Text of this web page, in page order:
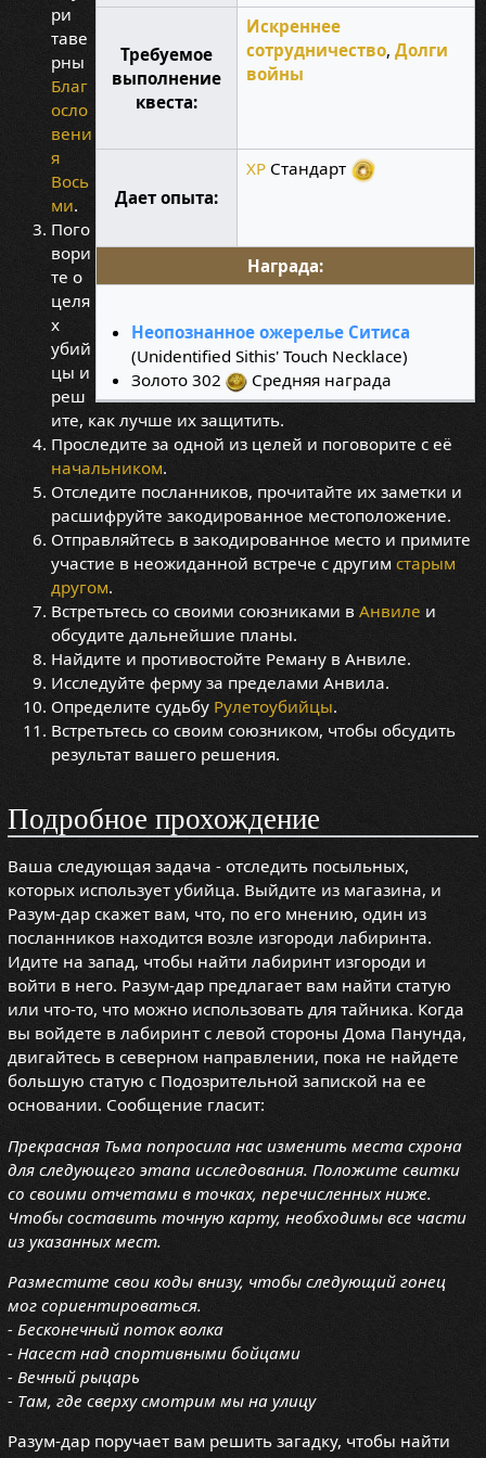
Требуемое
выполнение
квеста:
Искреннее
сотрудничество, Долги
войны
Дает опыта:
XPСтандарт
Награда:
Неопознанное ожерелье Ситиса
(Unidentified Sithis' Touch Necklace)
Золото 302
Средняя награда
ри
таве
рны
Благ
осло
вени
я
Вось
ми.
Пого
вори
те о
целя
х
убий
цы и
реш
ите, как лучше их защитить.
Проследите за одной из целей и поговорите с её
начальником.
Отследите посланников, прочитайте их заметки и
расшифруйте закодированное местоположение.
Отправляйтесь в закодированное место и примите
участие в неожиданной встрече с другим старым
другом.
Встретьтесь со своими союзниками в Анвиле и
обсудите дальнейшие планы.
Найдите и противостойте Реману в Анвиле.
Исследуйте ферму за пределами Анвила.
Определите судьбу Рулетоубийцы.
Встретьтесь со своим союзником, чтобы обсудить
результат вашего решения.
Подробное прохождение
Ваша следующая задача - отследить посыльных,
которых использует убийца. Выйдите из магазина, и
Разум-дар скажет вам, что, по его мнению, один из
посланников находится возле изгороди лабиринта.
Идите на запад, чтобы найти лабиринт изгороди и
войти в него. Разум-дар предлагает вам найти статую
или что-то, что можно использовать для тайника. Когда
вы войдете в лабиринт с левой стороны Дома Панунда,
двигайтесь в северном направлении, пока не найдете
большую статую с Подозрительной запиской на ее
основании. Сообщение гласит:
Прекрасная Тьма попросила нас изменить места схрона
для следующего этапа исследования. Положите свитки
со своими отчетами в точках, перечисленных ниже.
Чтобы составить точную карту, необходимы все части
из указанных мест.
Разместите свои коды внизу, чтобы следующий гонец
мог сориентироваться.
- Бесконечный поток волка
- Насест над спортивными бойцами
- Вечный рыцарь
- Там, где сверху смотрим мы на улицу
Разум-дар поручает вам решить загадку, чтобы найти